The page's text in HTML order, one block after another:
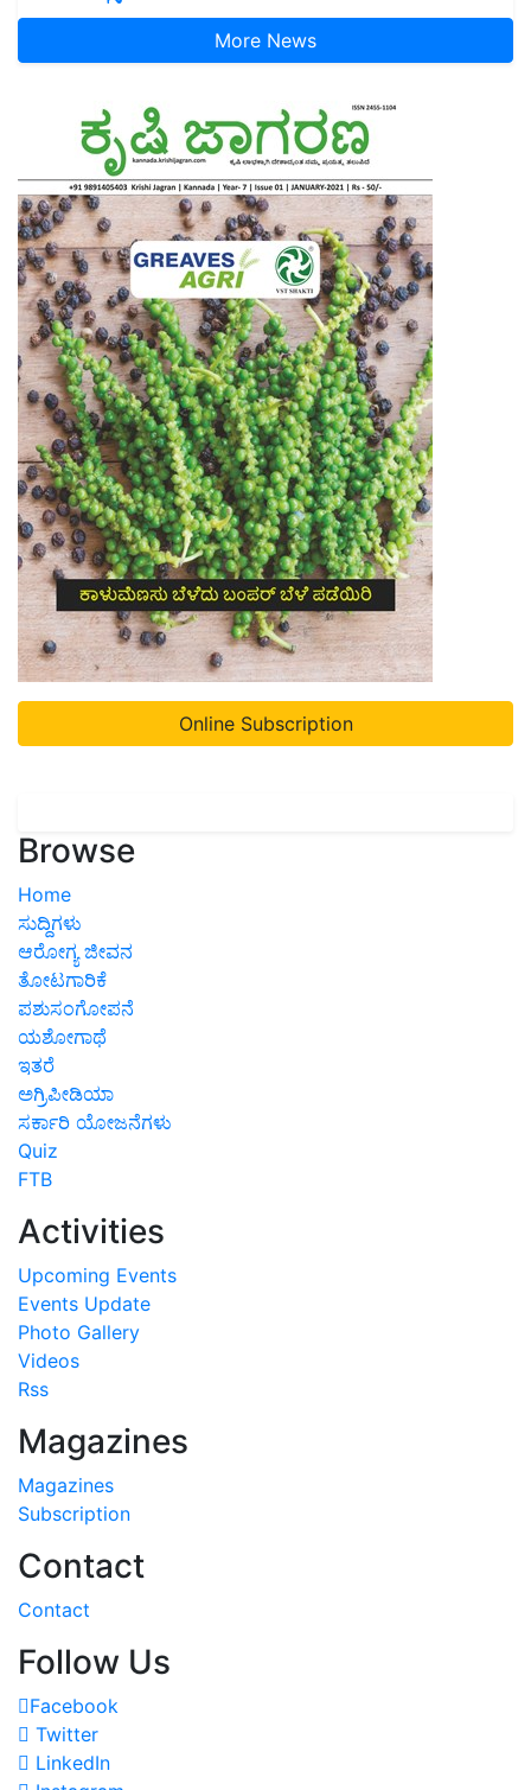
More News
Online Subscription
Browse
Home
ಸುದ್ದಿಗಳು
ಆರೋಗ್ಯ ಜೀವನ
ತೋಟಗಾರಿಕೆ
ಪಶುಸಂಗೋಪನೆ
ಯಶೋಗಾಥೆ
ಇತರೆ
ಅಗ್ರಿಪೀಡಿಯಾ
ಸರ್ಕಾರಿ ಯೋಜನೆಗಳು
Quiz
FTB
Activities
Upcoming Events
Events Update
Photo Gallery
Videos
Rss
Magazines
Magazines
Subscription
Contact
Contact
Follow Us
Facebook
Twitter
LinkedIn